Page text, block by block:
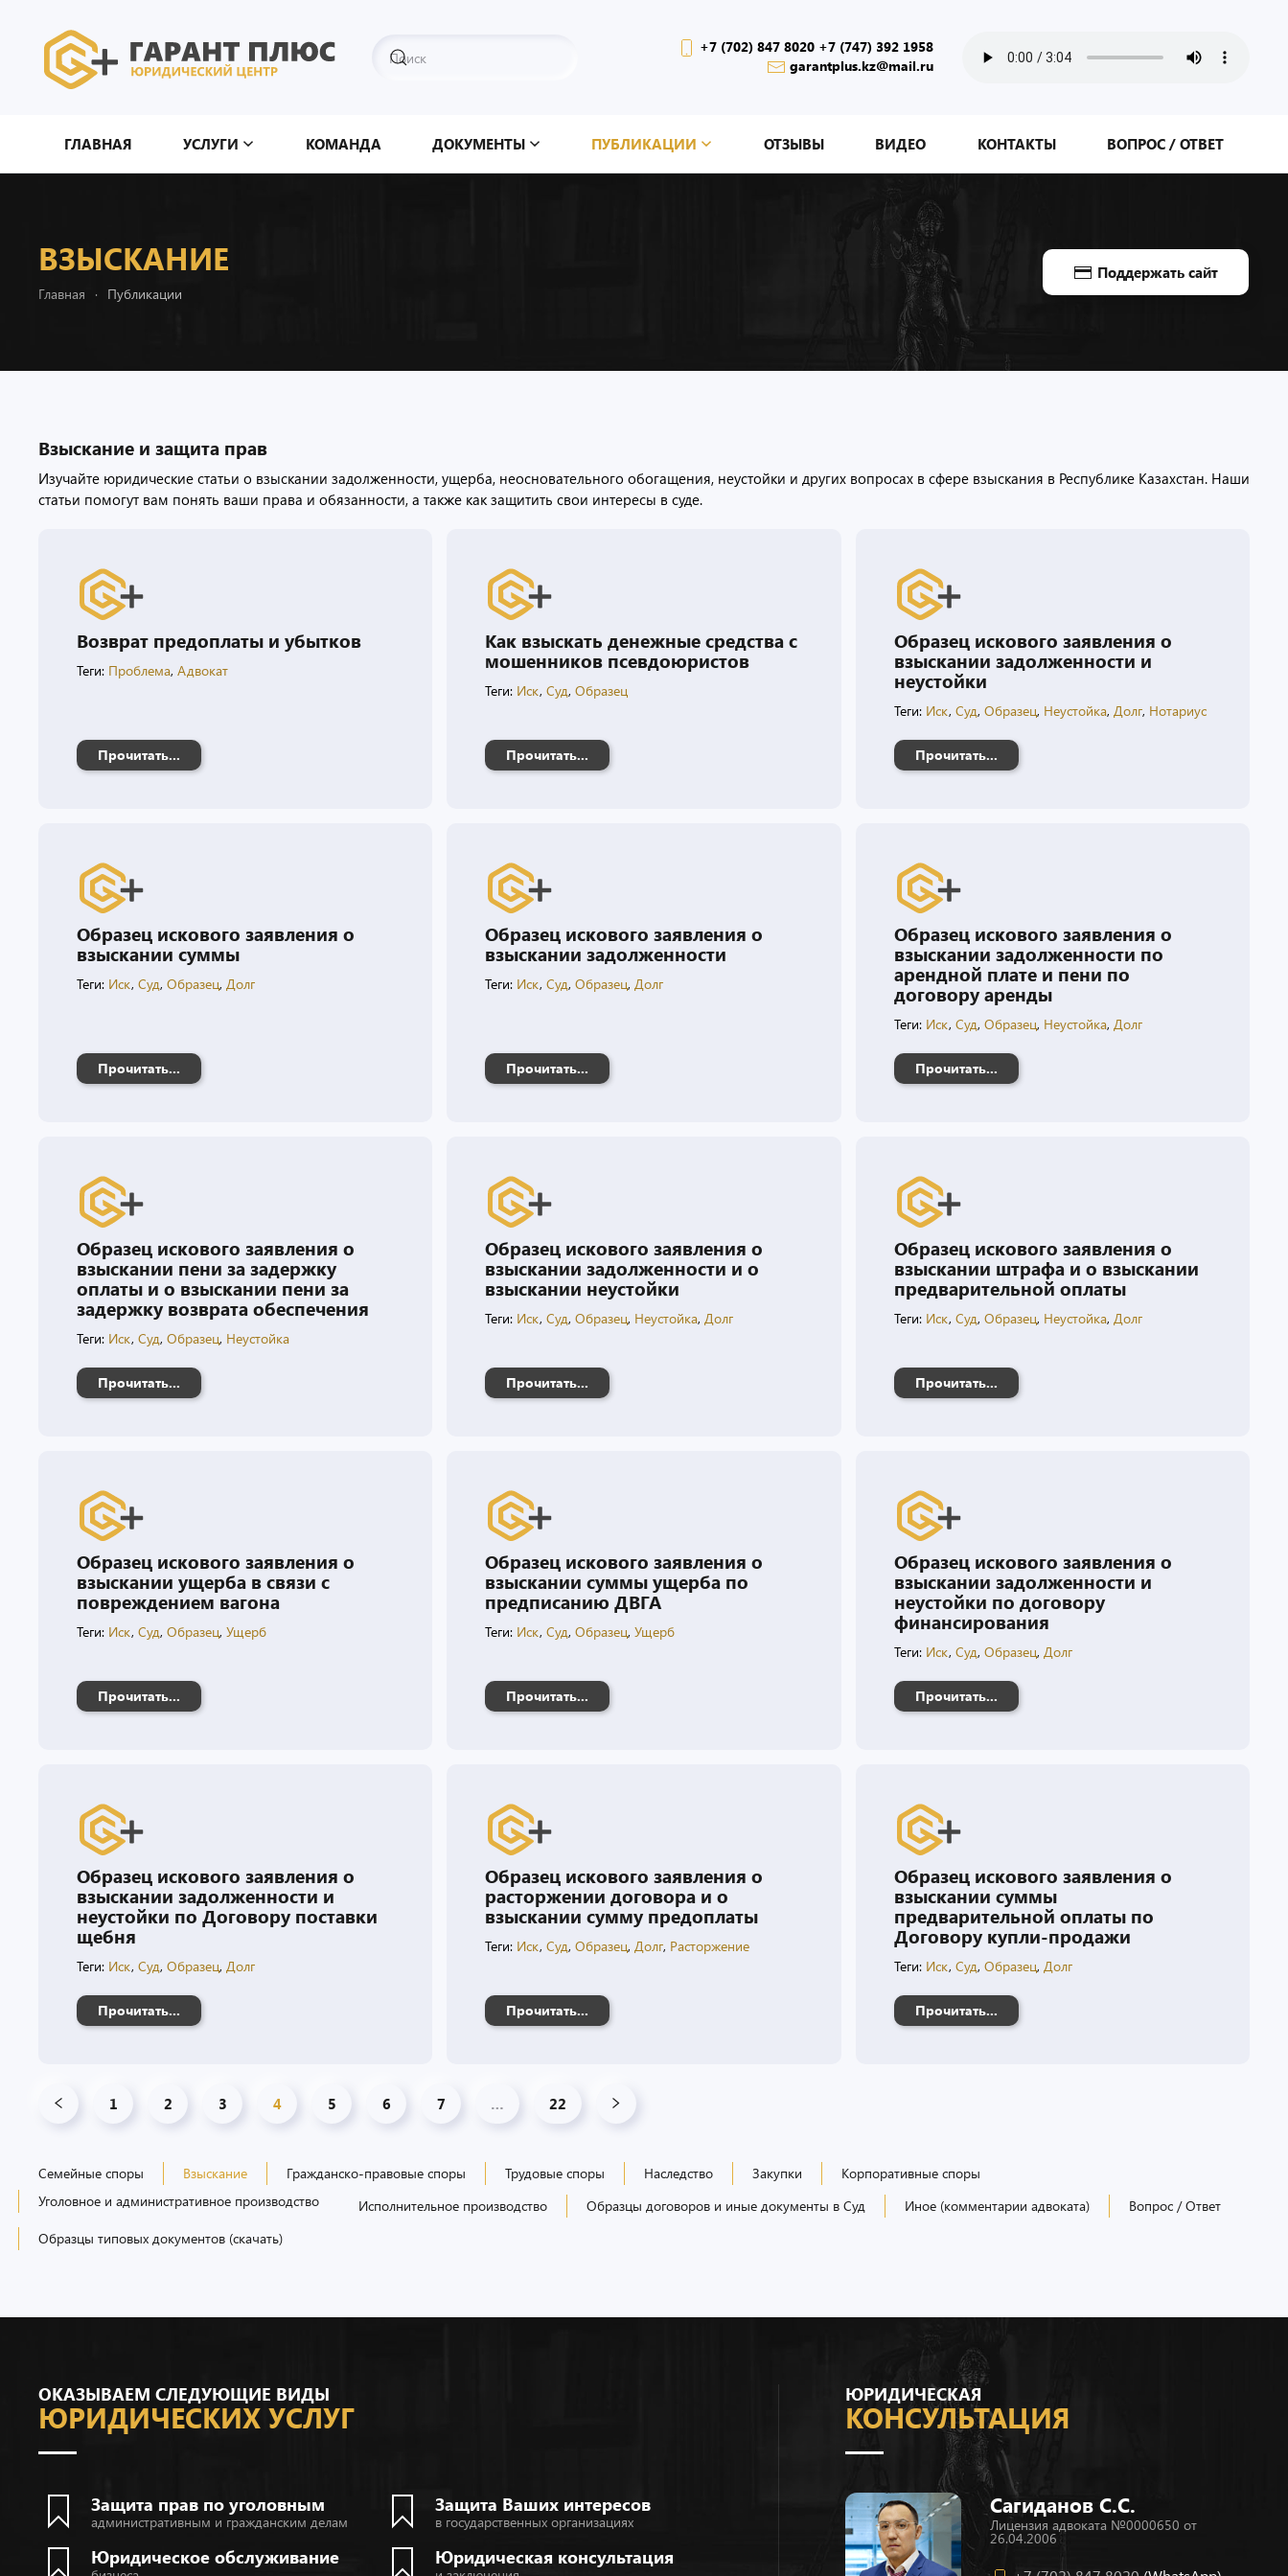
Перейти к содержимому
+7 (702) 847 8020 +7 (747) 392 1958
garantplus.kz@mail.ru
ГЛАВНАЯ УСЛУГИ КОМАНДА ДОКУМЕНТЫ ПУБЛИКАЦИИ ОТЗЫВЫ ВИДЕО КОНТАКТЫ ВОПРОС / ОТВЕТ
ВЗЫСКАНИЕ
Главная Публикации
Поддержать сайт
Взыскание и защита прав
Изучайте юридические статьи о взыскании задолженности, ущерба, неосновательного обогащения, неустойки и других вопросах в сфере взыскания в Республике Казахстан. Наши
статьи помогут вам понять ваши права и обязанности, а также как защитить свои интересы в суде.
Возврат предоплаты и убытков
Теги: Проблема, Адвокат
Прочитать...
Как взыскать денежные средства с
мошенников псевдоюристов
Теги: Иск,Суд,Образец
Прочитать...
Образец искового заявления о
взыскании задолженности и
неустойки
Теги: Иск, Суд, Образец, Неустойка, Долг, Нотариус
Прочитать...
Образец искового заявления о
взыскании суммы
Теги: Иск, Суд, Образец, Долг
Прочитать...
Образец искового заявления о
взыскании задолженности
Теги: Иск,Суд,Образец,Долг
Прочитать...
Образец искового заявления о
взыскании задолженности по
арендной плате и пени по
договору аренды
Теги: Иск, Суд, Образец, Неустойка, Долг
Прочитать...
Образец искового заявления о
взыскании пени за задержку
оплаты и о взыскании пени за
задержку возврата обеспечения
Теги: Иск, Суд, Образец, Неустойка
Прочитать...
Образец искового заявления о
взыскании задолженности и о
взыскании неустойки
Теги: Иск,Суд,Образец, Неустойка, Долг
Прочитать...
Образец искового заявления о
взыскании штрафа и о взыскании
предварительной оплаты
Теги: Иск, Суд, Образец, Неустойка, Долг
Прочитать...
Образец искового заявления о
взыскании ущерба в связи с
повреждением вагона
Теги: Иск, Суд, Образец, Ущерб
Прочитать...
Образец искового заявления о
взыскании суммы ущерба по
предписанию ДВГА
Теги: Иск,Суд,Образец,Ущерб
Прочитать...
Образец искового заявления о
взыскании задолженности и
неустойки по договору
финансирования
Теги: Иск, Суд, Образец, Долг
Прочитать...
Образец искового заявления о
взыскании задолженности и
неустойки по Договору поставки
щебня
Теги: Иск, Суд, Образец, Долг
Прочитать...
Образец искового заявления о
расторжении договора и о
взыскании сумму предоплаты
Теги: Иск,Суд,Образец,Долг, Расторжение
Прочитать...
Образец искового заявления о
взыскании суммы
предварительной оплаты по
Договору купли-продажи
Теги: Иск, Суд, Образец, Долг
Прочитать...
1 2 3 4 5 6 7 … 22
Семейные споры Взыскание Гражданско-правовые споры Трудовые споры Наследство Закупки
Корпоративные споры
Уголовное и административное производство
Исполнительное производство Образцы договоров и иные документы в Суд Иное (комментарии адвоката)
Вопрос / Ответ
Образцы типовых документов (скачать)
ОКАЗЫВАЕМ СЛЕДУЮЩИЕ ВИДЫ
ЮРИДИЧЕСКИХ УСЛУГ
Защита прав по уголовным
административным и гражданским делам
Защита Ваших интересов
в государственных организациях
Юридическое обслуживание Юридическая консультация
ЮРИДИЧЕСКАЯ
КОНСУЛЬТАЦИЯ
Сагиданов С.С.
Лицензия адвоката №0000650 от
26.04.2006